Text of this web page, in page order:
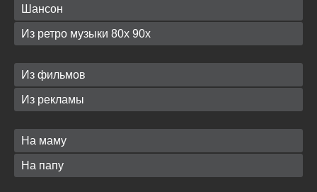
Шансон
Из ретро музыки 80х 90х
Из фильмов
Из рекламы
На маму
На папу